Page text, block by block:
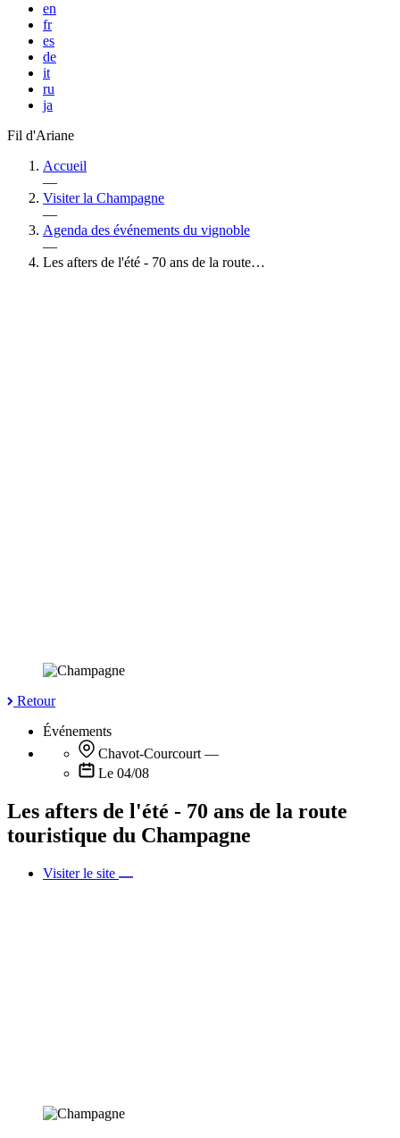
en
fr
es
de
it
ru
ja
Fil d'Ariane
Accueil
—
Visiter la Champagne
—
Agenda des événements du vignoble
—
Les afters de l'été - 70 ans de la route…
Retour
Événements
Chavot-Courcourt —
Le 04/08
Les afters de l'été - 70 ans de la route
touristique du Champagne
Visiter le site